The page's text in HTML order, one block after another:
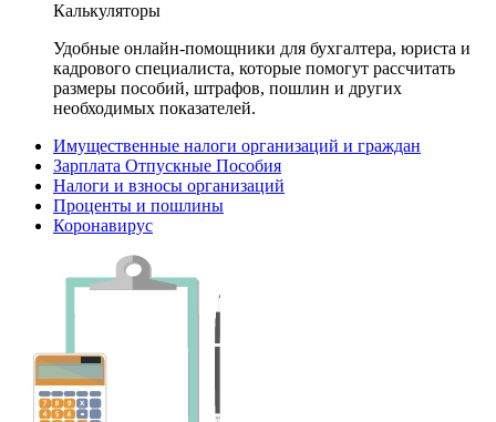
Калькуляторы
Удобные онлайн-помощники для бухгалтера, юриста и
кадрового специалиста, которые помогут рассчитать
размеры пособий, штрафов, пошлин и других
необходимых показателей.
Имущественные налоги организаций и граждан
Зарплата Отпускные Пособия
Налоги и взносы организаций
Проценты и пошлины
Коронавирус